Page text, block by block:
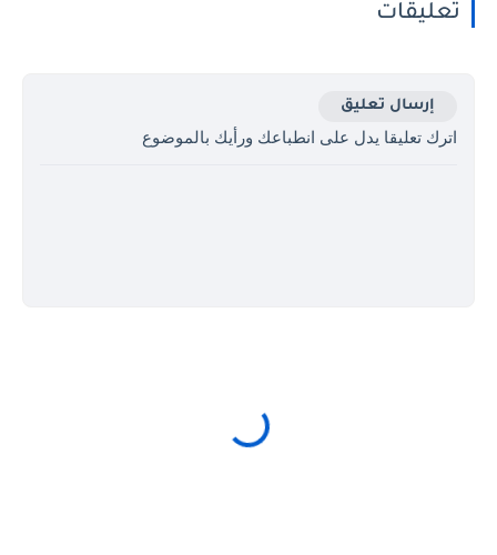
تعليقات
إرسال تعليق
اترك تعليقا يدل على انطباعك ورأيك بالموضوع